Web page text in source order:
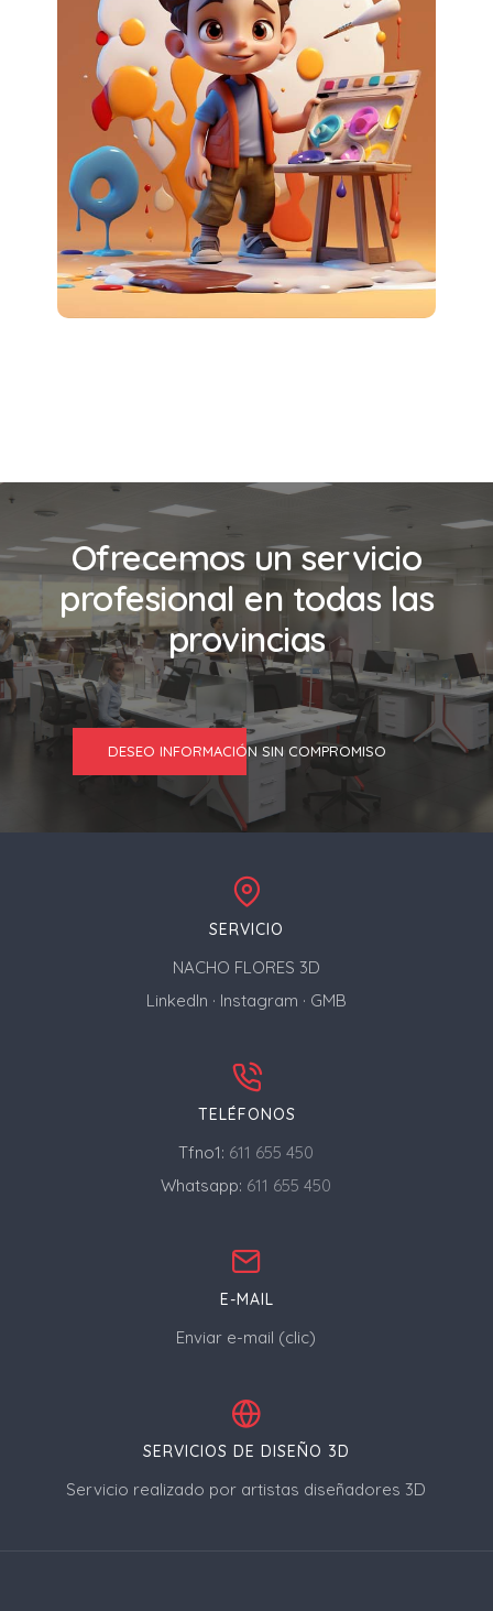
Ofrecemos un servicio
profesional en todas las
provincias
DESEO INFORMACIÓN SIN COMPROMISO
SERVICIO
NACHO FLORES 3D
LinkedIn · Instagram · GMB
TELÉFONOS
Tfno1: 611 655 450
Whatsapp: 611 655 450
E-MAIL
Enviar e-mail (clic)
SERVICIOS DE DISEÑO 3D
Servicio realizado por artistas diseñadores 3D